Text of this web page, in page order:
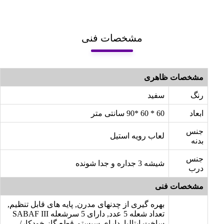
مشخصات فنی
مشخصات ظاهری
رنگ سفید
ابعاد 60 * 60 *90 سانتی متر
جنس
بدنه
لعاب رویه استیل
جنس
درب
شیشه 3 جداره و جدا شونده
مشخصات فنی
بهره گیری از چدنهای مدرن, پایه های قابل تنظیم,
تعداد شعله 5 عدد, دارای 5 سرشعله SABAF III